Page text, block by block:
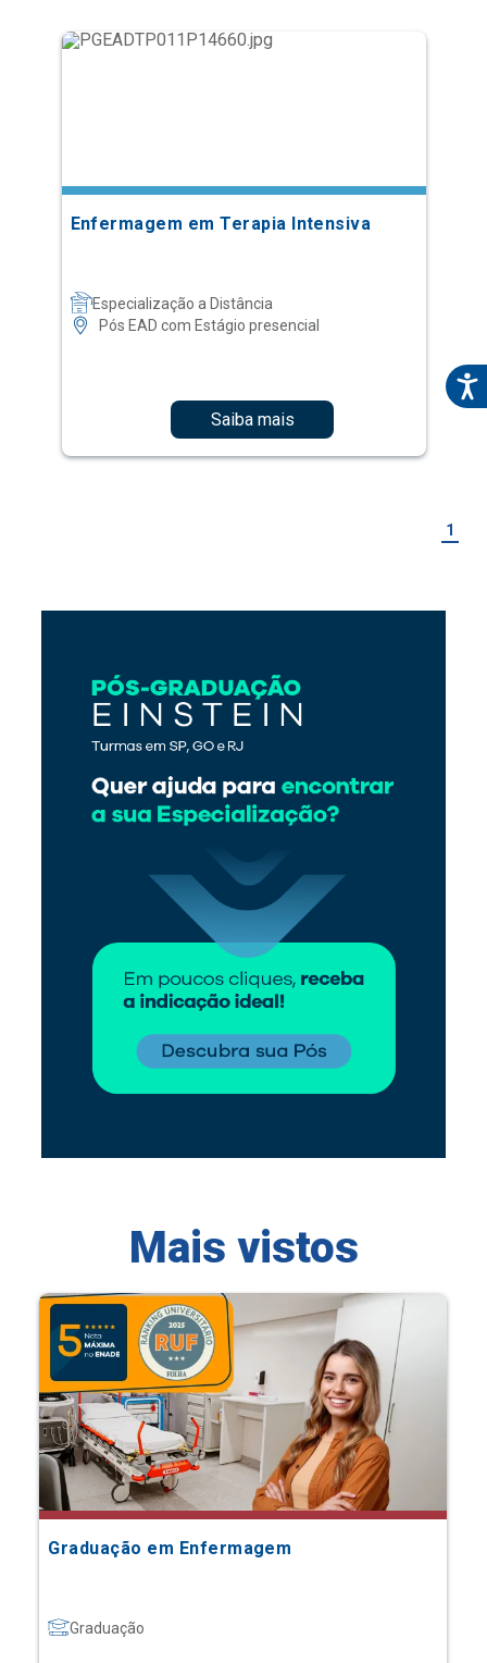
Enfermagem em Terapia Intensiva
Especialização a Distância
Pós EAD com Estágio presencial
Saiba mais
1
Mais vistos
Graduação em Enfermagem
Graduação